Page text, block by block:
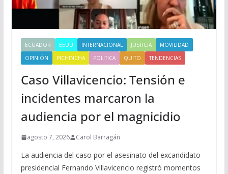
ECUADOR EEUU INTERNACIONAL JUSTICIA
MOVILIDAD
OPINIÓN
PICHINCHA POLITICA QUITO TENDENCIAS
Caso Villavicencio: Tensión e
incidentes marcaron la
audiencia por el magnicidio
agosto 7, 2026 Carol Barragán
La audiencia del caso por el asesinato del excandidato
presidencial Fernando Villavicencio registró momentos